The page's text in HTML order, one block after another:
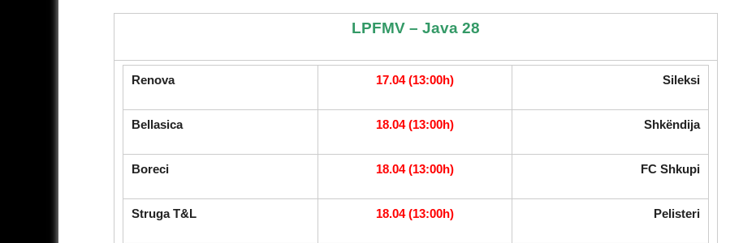
LPFMV – Java 28
Renova 17.04 (13:00h) Sileksi
Bellasica 18.04 (13:00h) Shkëndija
Boreci 18.04 (13:00h) FC Shkupi
Struga T&L 18.04 (13:00h) Pelisteri